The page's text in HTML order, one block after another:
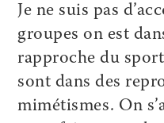
Je ne suis pas
groupes on est
rapproche du
sont dans des
mimétismes. On